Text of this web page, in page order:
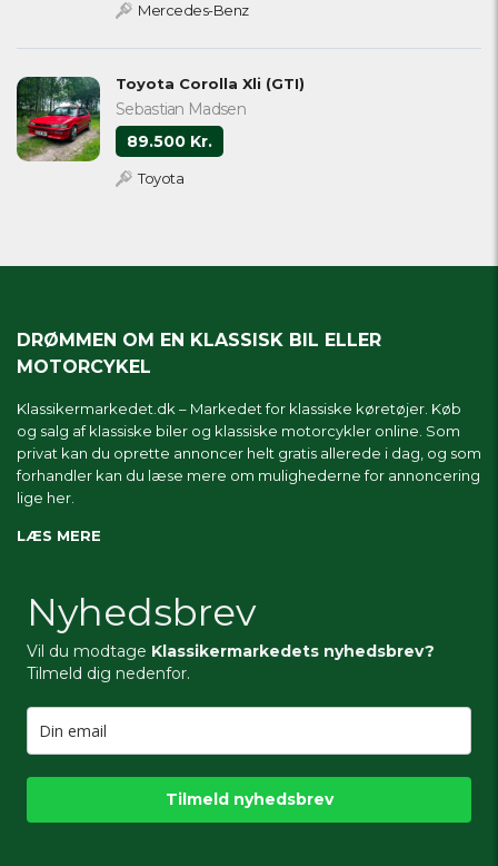
Mercedes-Benz
Toyota Corolla Xli (GTI)
Sebastian Madsen
89.500 Kr.
Toyota
DRØMMEN OM EN KLASSISK BIL ELLER
MOTORCYKEL
Klassikermarkedet.dk – Markedet for klassiske køretøjer. Køb
og salg af klassiske biler og klassiske motorcykler online. Som
privat kan du oprette annoncer helt gratis allerede i dag, og som
forhandler kan du læse mere om mulighederne for annoncering
lige her.
LÆS MERE
Nyhedsbrev
Vil du modtage Klassikermarkedets nyhedsbrev?
Tilmeld dig nedenfor.
Tilmeld nyhedsbrev